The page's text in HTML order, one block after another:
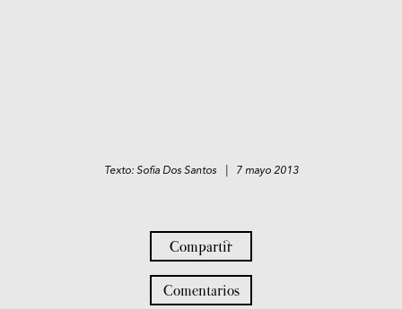
Texto: Sofia Dos Santos | 7 mayo 2013
Compartir
Comentarios